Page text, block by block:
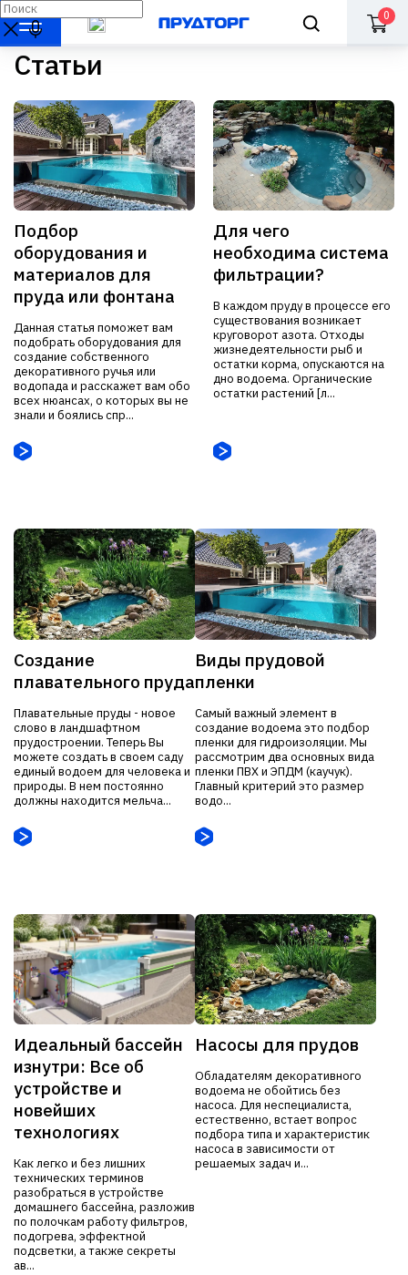
0
Статьи
Подбор
оборудования и
материалов для
пруда или фонтана
Данная статья поможет вам
подобрать оборудования для
создание собственного
декоративного ручья или
водопада и расскажет вам обо
всех нюансах, о которых вы не
знали и боялись спр...
Для чего
необходима система
фильтрации?
В каждом пруду в процессе его
существования возникает
круговорот азота. Отходы
жизнедеятельности рыб и
остатки корма, опускаются на
дно водоема. Органические
остатки растений [л...
Создание
плавательного пруда
Плавательные пруды - новое
слово в ландшафтном
прудостроении. Теперь Вы
можете создать в своем саду
единый водоем для человека и
природы. В нем постоянно
должны находится мельча...
Виды прудовой
пленки
Самый важный элемент в
создание водоема это подбор
пленки для гидроизоляции. Мы
рассмотрим два основных вида
пленки ПВХ и ЭПДМ (каучук).
Главный критерий это размер
водо...
Идеальный бассейн
изнутри: Все об
устройстве и
новейших
технологиях
Как легко и без лишних
технических терминов
разобраться в устройстве
домашнего бассейна, разложив
по полочкам работу фильтров,
подогрева, эффектной
подсветки, а также секреты
ав...
Насосы для прудов
Обладателям декоративного
водоема не обойтись без
насоса. Для неспециалиста,
естественно, встает вопрос
подбора типа и характеристик
насоса в зависимости от
решаемых задач и...